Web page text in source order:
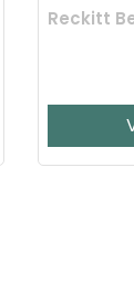
Reckitt